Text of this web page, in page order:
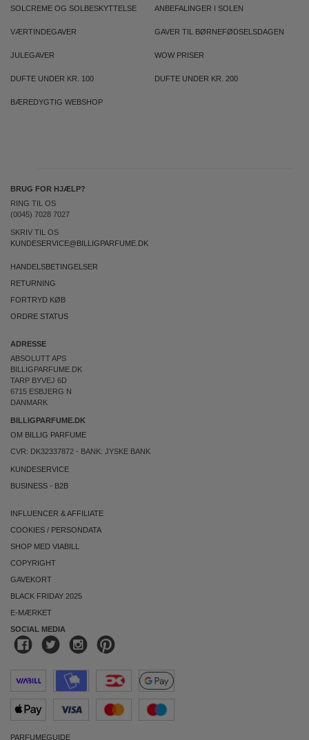
SOLCREME OG SOLBESKYTTELSE ANBEFALINGER I SOLEN
VÆRTINDEGAVER GAVER TIL BØRNEFØDSELSDAGEN
JULEGAVER WOW PRISER
DUFTE UNDER KR. 100 DUFTE UNDER KR. 200
BÆREDYGTIG WEBSHOP
BRUG FOR HJÆLP?
RING TIL OS
(0045) 7028 7027
SKRIV TIL OS
KUNDESERVICE@BILLIGPARFUME.DK
HANDELSBETINGELSER
RETURNING
FORTRYD KØB
ORDRE STATUS
ADRESSE
ABSOLUTT APS
BILLIGPARFUME.DK
TARP BYVEJ 6D
6715 ESBJERG N
DANMARK
BILLIGPARFUME.DK
OM BILLIG PARFUME
CVR: DK32337872 - BANK: JYSKE BANK
KUNDESERVICE
BUSINESS - B2B
INFLUENCER & AFFILIATE
COOKIES / PERSONDATA
SHOP MED VIABILL
COPYRIGHT
GAVEKORT
BLACK FRIDAY 2025
E-MÆRKET
SOCIAL MEDIA
PARFUMEGUIDE